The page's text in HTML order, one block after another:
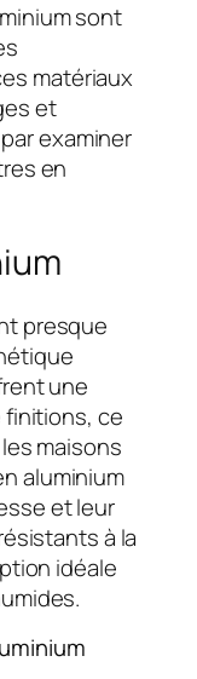
sont
matériaux
et
examiner
en
presque
une
ce
maisons
aluminium
et leur
à la
idéale